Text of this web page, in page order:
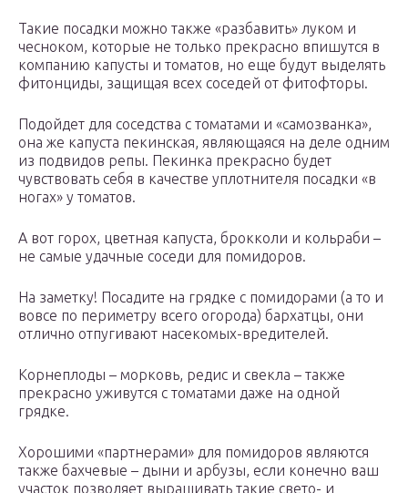
Такие посадки можно также «разбавить» луком и
чесноком, которые не только прекрасно впишутся в
компанию капусты и томатов, но еще будут выделять
фитонциды, защищая всех соседей от фитофторы.
Подойдет для соседства с томатами и «самозванка»,
она же капуста пекинская, являющаяся на деле одним
из подвидов репы. Пекинка прекрасно будет
чувствовать себя в качестве уплотнителя посадки «в
ногах» у томатов.
А вот горох, цветная капуста, брокколи и кольраби –
не самые удачные соседи для помидоров.
На заметку! Посадите на грядке с помидорами (а то и
вовсе по периметру всего огорода) бархатцы, они
отлично отпугивают насекомых-вредителей.
Корнеплоды – морковь, редис и свекла – также
прекрасно уживутся с томатами даже на одной
грядке.
Хорошими «партнерами» для помидоров являются
также бахчевые – дыни и арбузы, если конечно ваш
участок позволяет выращивать такие свето- и